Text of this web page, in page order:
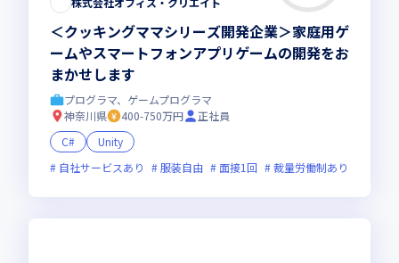
＜クッキングママシリーズ開発企業＞家庭用ゲ
ームやスマートフォンアプリゲームの開発をお
まかせします
プログラマ、ゲームプログラマ
神奈川県
400-750万円
正社員
C#
Unity
自社サービスあり
服装自由 面接1回 裁量労働制あり